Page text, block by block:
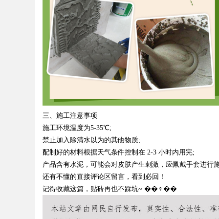
三、施工注意事项
施工环境温度为5-35℃;
禁止加入除清水以为的其他物质;
配制好的材料根据天气条件控制在 2-3 小时内用完;
产品含有水泥，可能会对皮肤产生刺激，应佩戴手套进行
还有不懂的直接评论区留言，看到必回！
记得收藏这篇，贴砖再也不踩坑~ ��♀��